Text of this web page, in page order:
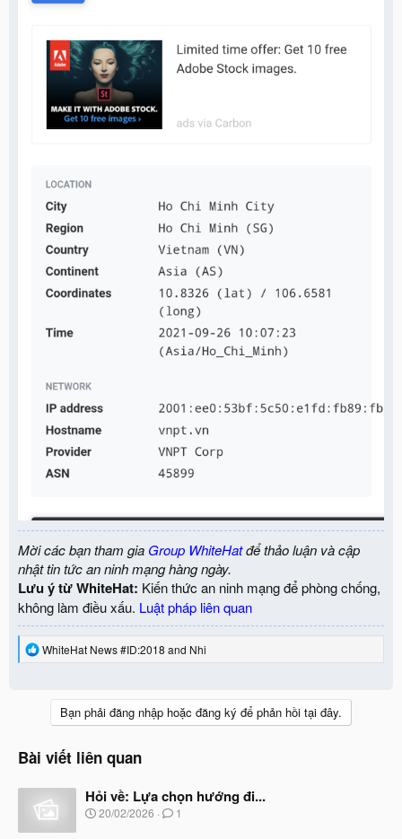
Mời các bạn tham gia Group WhiteHatđể thảo luận và cập
nhật tin tức an ninh mạng hàng ngày.
Lưu ý từ WhiteHat: Kiến thức an ninh mạng để phòng chống,
không làm điều xấu. Luật pháp liên quan
R
WhiteHat News #ID:2018 and Nhi
Bạn phải đăng nhập hoặc đăng ký để phản hồi tại đây.
Bài viết liên quan
Hỏi về: Lựa chọn hướng đi...
N
20/02/2026 1